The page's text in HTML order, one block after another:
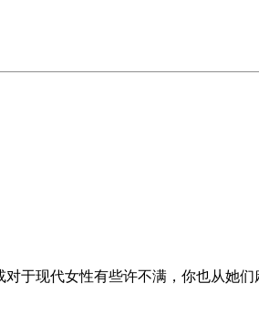
于现代女性有些许不满，你也从她们